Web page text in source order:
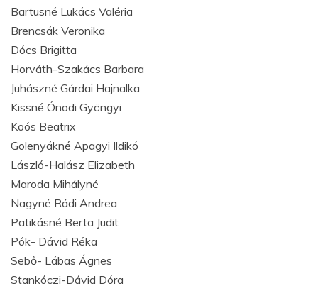
Bartusné Lukács Valéria
Brencsák Veronika
Dócs Brigitta
Horváth-Szakács Barbara
Juhászné Gárdai Hajnalka
Kissné Ónodi Gyöngyi
Koós Beatrix
Golenyákné Apagyi Ildikó
László-Halász Elizabeth
Maroda Mihályné
Nagyné Rádi Andrea
Patikásné Berta Judit
Pók- Dávid Réka
Sebő- Lábas Ágnes
Stankóczi-Dávid Dóra